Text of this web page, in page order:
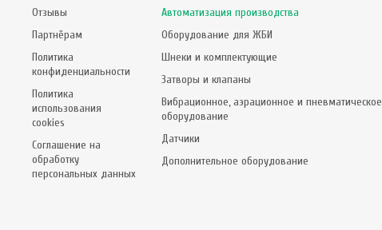
Отзывы
Партнёрам
Политика
конфиденциальности
Политика
использования
cookies
Соглашение на
обработку
персональных данных
Автоматизация производства
Оборудование для ЖБИ
Шнеки и комплектующие
Затворы и клапаны
Вибрационное, аэрационное и пневматическое
оборудование
Датчики
Дополнительное оборудование